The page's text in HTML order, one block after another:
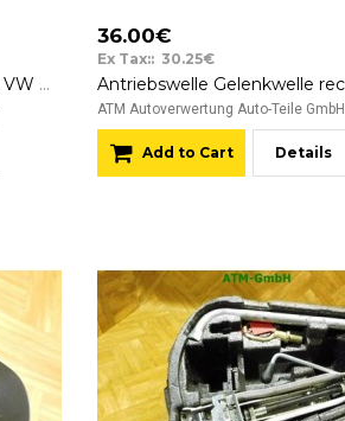
Antriebswelle Gelenkwelle links VW Bora Fahrerseite
36.00€
Ex Tax:: 30.25€
ATM Autoverwertung Auto-Teile
Add to Cart Details